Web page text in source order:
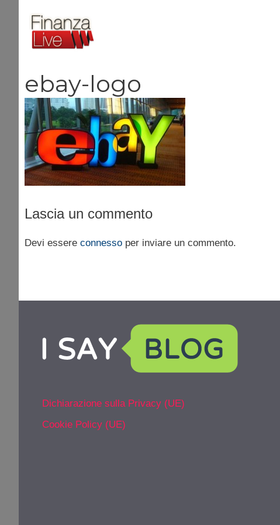
contenuto
ebay-logo
Lascia un commento
Devi essere connesso per inviare un commento.
Dichiarazione sulla Privacy (UE)
Cookie Policy (UE)